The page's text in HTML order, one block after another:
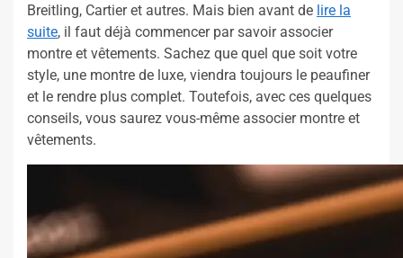
Breitling, Cartier et autres. Mais bien avant de lire la
suite, il faut déjà commencer par savoir associer
montre et vêtements. Sachez que quel que soit votre
style, une montre de luxe, viendra toujours le peaufiner
et le rendre plus complet. Toutefois, avec ces quelques
conseils, vous saurez vous-même associer montre et
vêtements.